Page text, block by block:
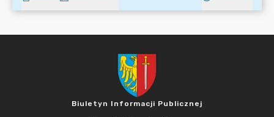
Biuletyn Informacji Publicznej